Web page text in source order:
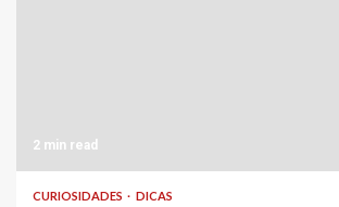
2 min read
CURIOSIDADES DICAS